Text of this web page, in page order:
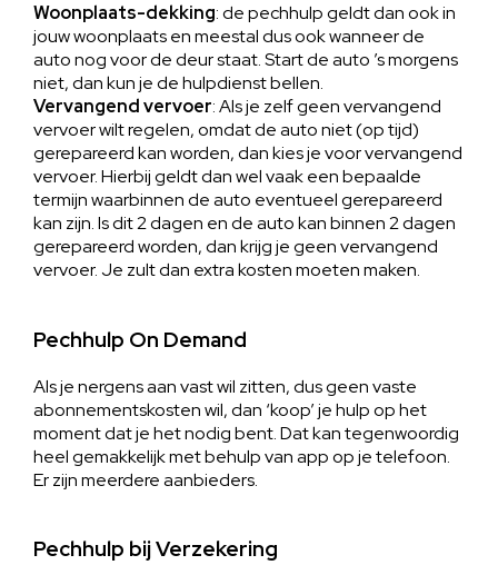
Woonplaats-dekking: de pechhulp geldt dan ook in
jouw woonplaats en meestal dus ook wanneer de
auto nog voor de deur staat. Start de auto ’s morgens
niet, dan kun je de hulpdienst bellen.
Vervangend vervoer: Als je zelf geen vervangend
vervoer wilt regelen, omdat de auto niet (op tijd)
gerepareerd kan worden, dan kies je voor vervangend
vervoer. Hierbij geldt dan wel vaak een bepaalde
termijn waarbinnen de auto eventueel gerepareerd
kan zijn. Is dit 2 dagen en de auto kan binnen 2 dagen
gerepareerd worden, dan krijg je geen vervangend
vervoer. Je zult dan extra kosten moeten maken.
Pechhulp On Demand
Als je nergens aan vast wil zitten, dus geen vaste
abonnementskosten wil, dan ‘koop’ je hulp op het
moment dat je het nodig bent. Dat kan tegenwoordig
heel gemakkelijk met behulp van app op je telefoon.
Er zijn meerdere aanbieders.
Pechhulp bij Verzekering